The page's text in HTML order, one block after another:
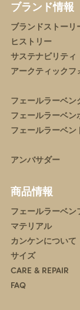
ブランド情報
ブランドストーリ
ヒストリー
サステナビリティ
アークティックフ
フェールラーベン
フェールラーベン
フェールラーベン
アンバサダー
商品情報
フェールラーベン
マテリアル
カンケンについて
サイズ
CARE & REPAIR
FAQ